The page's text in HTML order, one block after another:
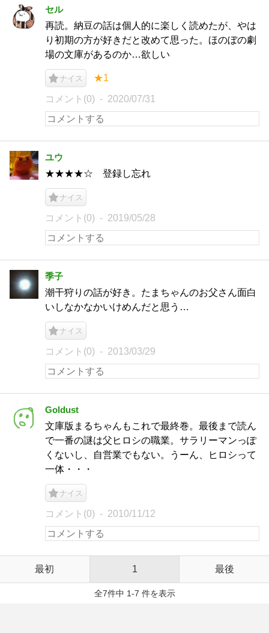
セル
再読。納豆の話は個人的に楽しく読めたが、やは
り初期の方が好きだと改めて思った。ほのぼの劇
場の文庫があるのか…欲しい
ナイス ★1
コメント(0) 2020/07/31
ユウ
★★★★☆ 登録し忘れ
ナイス
コメント(0) 2019/05/28
季子
潮干狩りの話が好き。たまちゃんのお父さん面白
いしなかなかいけめんだと思う…
ナイス
コメント(0) 2013/03/29
Goldust
文庫版まるちゃんもこれで最終巻。最後まで読ん
で一番の謎は父ヒロシの職業。サラリーマンっぽ
くないし、自営業でもない。うーん、ヒロシって
一体・・・
ナイス
コメント(0) 2010/11/12
最初 1 最後
全7件中 1-7 件を表示